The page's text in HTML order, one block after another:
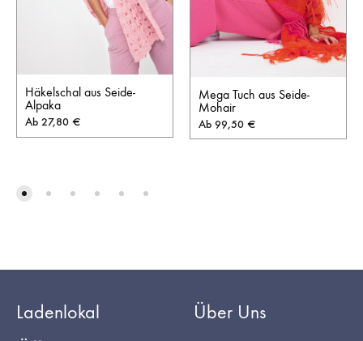
Häkelschal aus Seide-
Alpaka
Ab 27,80 €
Mega Tuch aus Seide-
Mohair
Ab 99,50 €
Ladenlokal
Über Uns